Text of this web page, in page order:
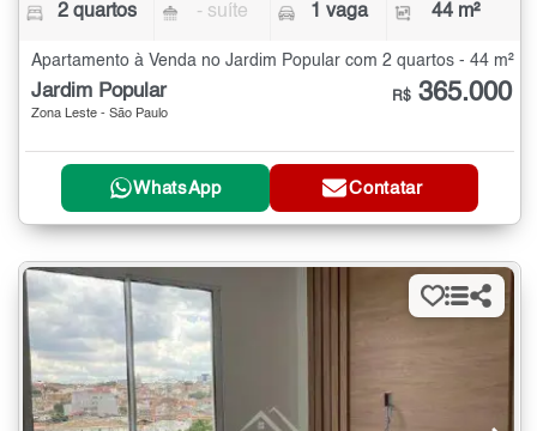
2 quartos - suíte 1 vaga 44 m²
Apartamento à Venda no Jardim Popular com 2 quartos - 44 m²
Jardim Popular
Zona Leste - São Paulo
R$ 365.000
WhatsApp Contatar